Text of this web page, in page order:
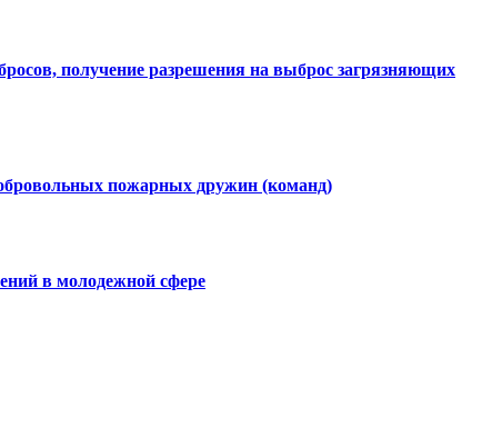
получение разрешения на выброс загрязняющих
пожарных дружин (команд)
в молодежной сфере